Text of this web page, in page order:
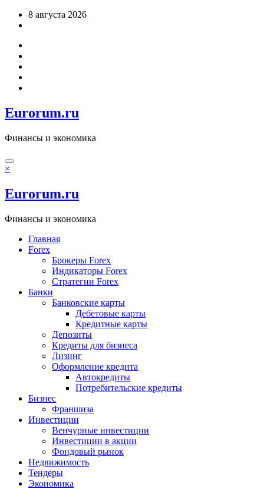
Перейти8 августа 2026
Eurorum.ru
Финансы и экономика
×
Eurorum.ru
Финансы и экономика
Главная
Forex
Брокеры Forex
Индикаторы Forex
Стратегии Forex
Банки
Банковские карты
Дебетовые карты
Кредитные карты
Депозиты
Кредиты для бизнеса
Лизинг
Оформление кредита
Автокредиты
Потребительские кредиты
Бизнес
Франшиза
Инвестиции
Венчурные инвестиции
Инвестиции в акции
Фондовый рынок
Недвижимость
Тендеры
Экономика